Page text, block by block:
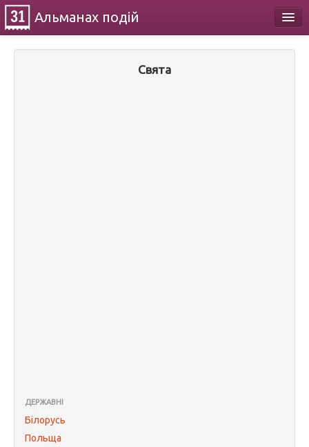
Альманах подій
Свята
ДЕРЖАВНІ
Білорусь
Польща